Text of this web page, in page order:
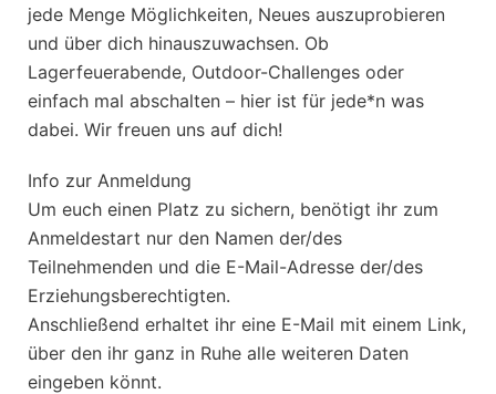
jede Menge Möglichkeiten, Neues auszuprobieren
und über dich hinauszuwachsen. Ob
Lagerfeuerabende, Outdoor-Challenges oder
einfach mal abschalten – hier ist für jede*n was
dabei. Wir freuen uns auf dich!
Info zur Anmeldung
Um euch einen Platz zu sichern, benötigt ihr zum
Anmeldestart nur den Namen der/des
Teilnehmenden und die E-Mail-Adresse der/des
Erziehungsberechtigten.
Anschließend erhaltet ihr eine E-Mail mit einem Link,
über den ihr ganz in Ruhe alle weiteren Daten
eingeben könnt.